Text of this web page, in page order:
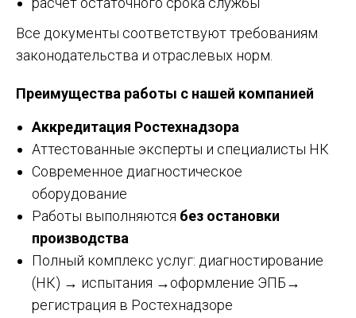
Все документы соответствуют требованиям
законодательства и отраслевых норм.
Преимущества работы с нашей компанией
Аккредитация Ростехнадзора
Аттестованные эксперты и специалисты НК
Современное диагностическое
оборудование
Работы выполняются без остановки
производства
Полный комплекс услуг: диагностирование
(НК) → испытания →оформление ЭПБ→
регистрация в Ростехнадзоре